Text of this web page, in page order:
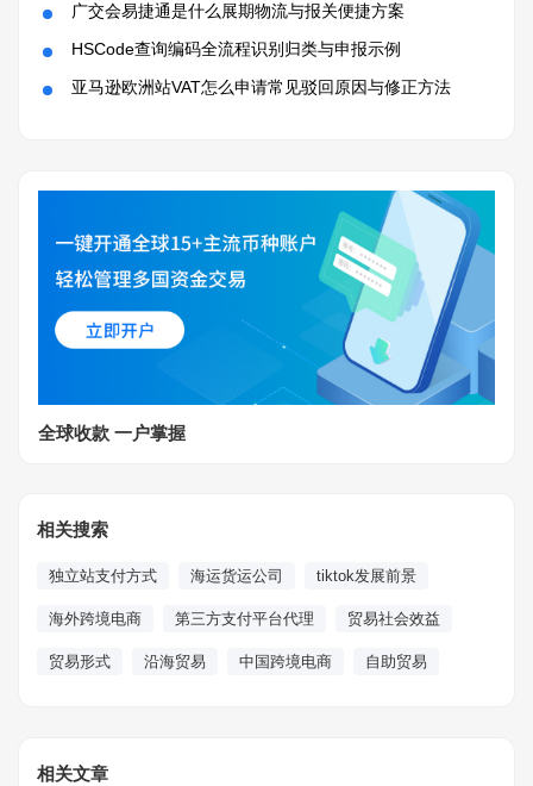
广交会易捷通是什么展期物流与报关便捷方案
HSCode查询编码全流程识别归类与申报示例
亚马逊欧洲站VAT怎么申请常见驳回原因与修正方法
全球收款 一户掌握
相关搜索
独立站支付方式 海运货运公司 tiktok发展前景
海外跨境电商 第三方支付平台代理 贸易社会效益
贸易形式 沿海贸易 中国跨境电商 自助贸易
相关文章